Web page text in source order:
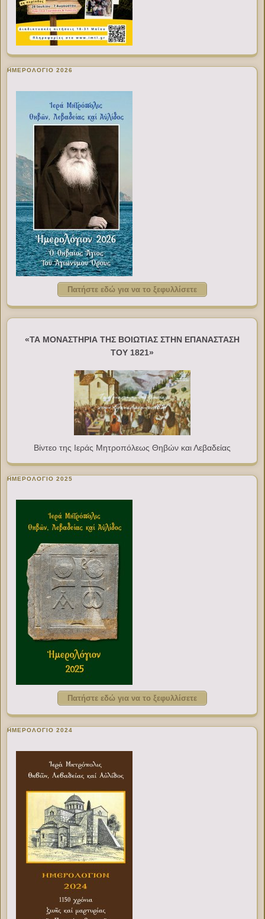
ΗΜΕΡΟΛΟΓΙΟ 2026
Πατήστε εδώ για να το ξεφυλλίσετε
«ΤΑ ΜΟΝΑΣΤΗΡΙΑ ΤΗΣ ΒΟΙΩΤΙΑΣ ΣΤΗΝ ΕΠΑΝΑΣΤΑΣΗ
ΤΟΥ 1821»
Βίντεο της Ιεράς Μητροπόλεως Θηβών και Λεβαδείας
ΗΜΕΡΟΛΟΓΙΟ 2025
Πατήστε εδώ για να το ξεφυλλίσετε
ΗΜΕΡΟΛΟΓΙΟ 2024